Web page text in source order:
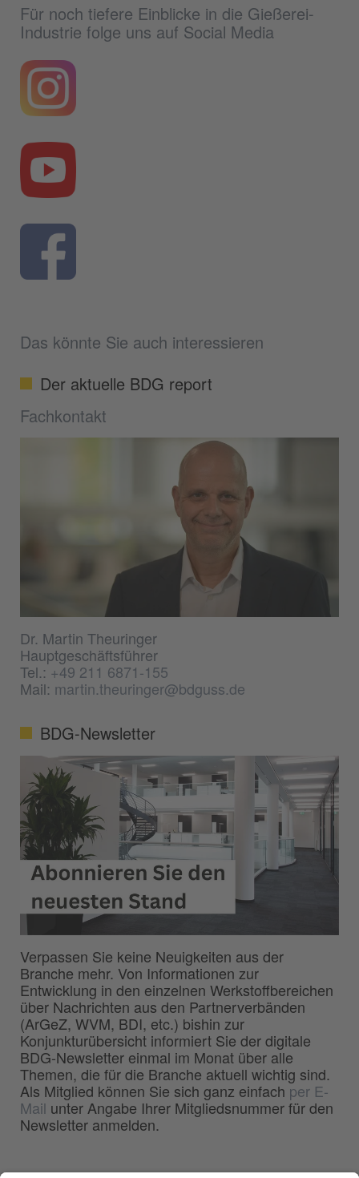
Für noch tiefere Einblicke in die Gießerei-
Industrie folge uns auf Social Media
Das könnte Sie auch interessieren
Der aktuelle BDG report
Fachkontakt
Dr. Martin Theuringer
Hauptgeschäftsführer
Tel.:+49 211 6871-155
Mail: martin.theuringer@bdguss.de
BDG-Newsletter
Verpassen Sie keine Neuigkeiten aus der
Branche mehr. Von Informationen zur
Entwicklung in den einzelnen Werkstoffbereichen
über Nachrichten aus den Partnerverbänden
(ArGeZ, WVM, BDI, etc.) bishin zur
Konjunkturübersicht informiert Sie der digitale
BDG-Newsletter einmal im Monat über alle
Themen, die für die Branche aktuell wichtig sind.
Als Mitglied können Sie sich ganz einfach per E-
Mail unter Angabe Ihrer Mitgliedsnummer für den
Newsletter anmelden.